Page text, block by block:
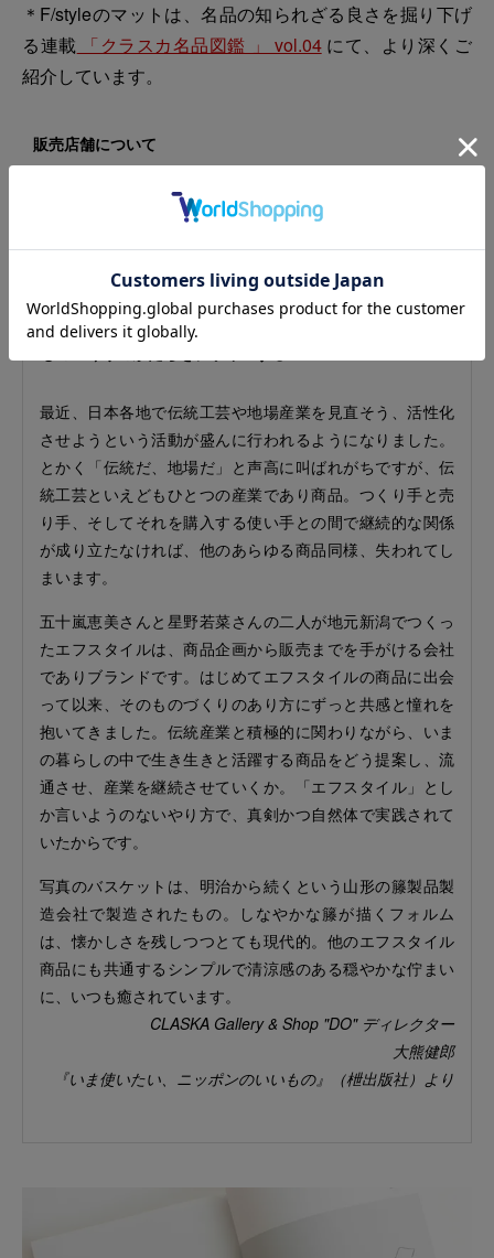
＊F/styleのマットは、名品の知られざる良さを掘り下げ
る連載 「クラスカ名品図鑑 」 vol.04にて、より深くご
紹介しています。
販売店舗について
取り扱いです。CLASKA Gallery & Shop "DO" の各実店舗ではお
取り扱いがございません。
最近、日本各地で伝統工芸や地場産業を見直そう、活性化
させようという活動が盛んに行われるようになりました。
とかく「伝統だ、地場だ」と声高に叫ばれがちですが、伝
統工芸といえどもひとつの産業であり商品。つくり手と売
り手、そしてそれを購入する使い手との間で継続的な関係
が成り立たなければ、他のあらゆる商品同様、失われてし
まいます。
五十嵐恵美さんと星野若菜さんの二人が地元新潟でつくっ
たエフスタイルは、商品企画から販売までを手がける会社
でありブランドです。はじめてエフスタイルの商品に出会
って以来、そのものづくりのあり方にずっと共感と憧れを
抱いてきました。伝統産業と積極的に関わりながら、いま
の暮らしの中で生き生きと活躍する商品をどう提案し、流
通させ、産業を継続させていくか。「エフスタイル」とし
か言いようのないやり方で、真剣かつ自然体で実践されて
いたからです。
写真のバスケットは、明治から続くという山形の籐製品製
造会社で製造されたもの。しなやかな籐が描くフォルム
は、懐かしさを残しつつとても現代的。他のエフスタイル
商品にも共通するシンプルで清涼感のある穏やかな佇まい
に、いつも癒されています。
CLASKA Gallery & Shop "DO" ディレクター
大熊健郎
『いま使いたい、ニッポンのいいもの』（枻出版社）より